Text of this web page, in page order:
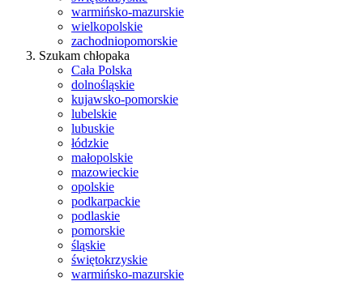
warmińsko-mazurskie
wielkopolskie
zachodniopomorskie
Szukam chłopaka
Cała Polska
dolnośląskie
kujawsko-pomorskie
lubelskie
lubuskie
łódzkie
małopolskie
mazowieckie
opolskie
podkarpackie
podlaskie
pomorskie
śląskie
świętokrzyskie
warmińsko-mazurskie